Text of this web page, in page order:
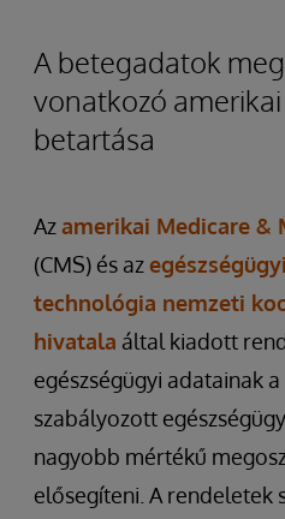
A betegadatok
vonatkozó
betartása
Azamerikai Medicare &
(CMS) és az
technológia nemzeti
hivatala által kiadott
egészségügyi adatainak
szabályozott
nagyobb mértékű
elősegíteni. A rendeletek